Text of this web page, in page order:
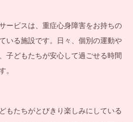
ービスは、重症心身障害をお持ちの
いる施設です。日々、個別の運動や
子どもたちが安心して過ごせる時間
。
もたちがとびきり楽しみにしている